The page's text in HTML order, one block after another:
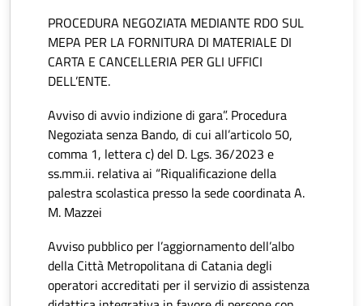
PROCEDURA NEGOZIATA MEDIANTE RDO SUL
MEPA PER LA FORNITURA DI MATERIALE DI
CARTA E CANCELLERIA PER GLI UFFICI
DELL’ENTE.
Avviso di avvio indizione di gara”. Procedura
Negoziata senza Bando, di cui all’articolo 50,
comma 1, lettera c) del D. Lgs. 36/2023 e
ss.mm.ii. relativa ai “Riqualificazione della
palestra scolastica presso la sede coordinata A.
M. Mazzei
Avviso pubblico per l’aggiornamento dell’albo
della Città Metropolitana di Catania degli
operatori accreditati per il servizio di assistenza